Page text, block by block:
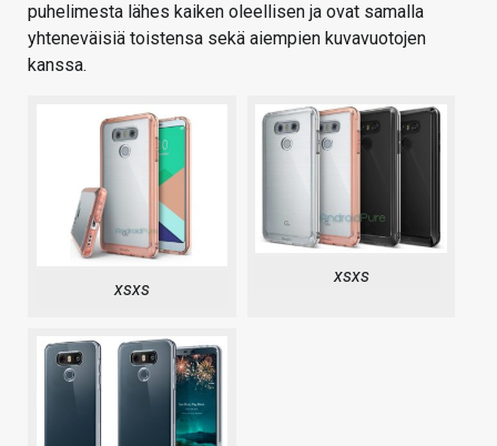
puhelimesta lähes kaiken oleellisen ja ovat samalla
yhteneväisiä toistensa sekä aiempien kuvavuotojen
kanssa.
xsxs
xsxs